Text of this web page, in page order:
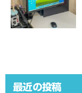
最近の投稿